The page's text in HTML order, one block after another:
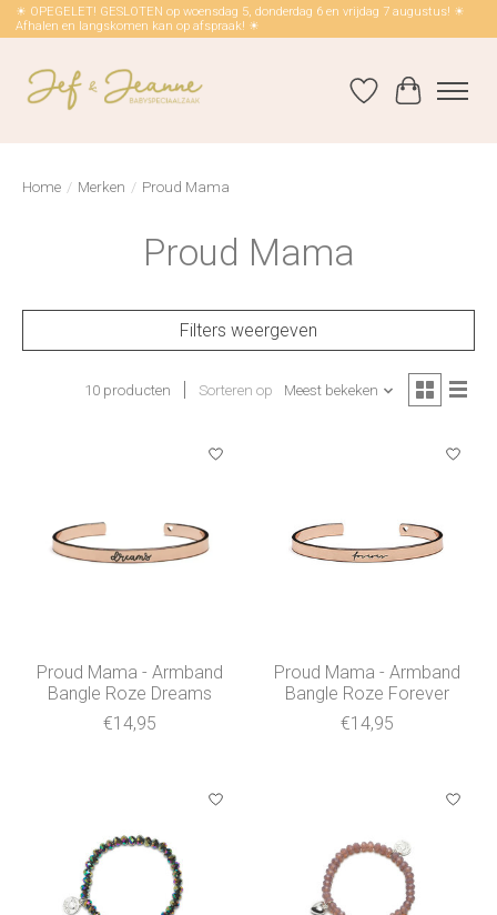
☀ OPEGELET! GESLOTEN op woensdag 5, donderdag 6 en vrijdag 7 augustus! ☀
Afhalen en langskomen kan op afspraak! ☀
Verlanglijst
Home / Merken / Proud Mama
Proud Mama
Filters weergeven
10 producten Sorteren op Meest bekeken
Proud Mama - Armband
Bangle Roze Dreams
€14,95
Proud Mama - Armband
Bangle Roze Forever
€14,95